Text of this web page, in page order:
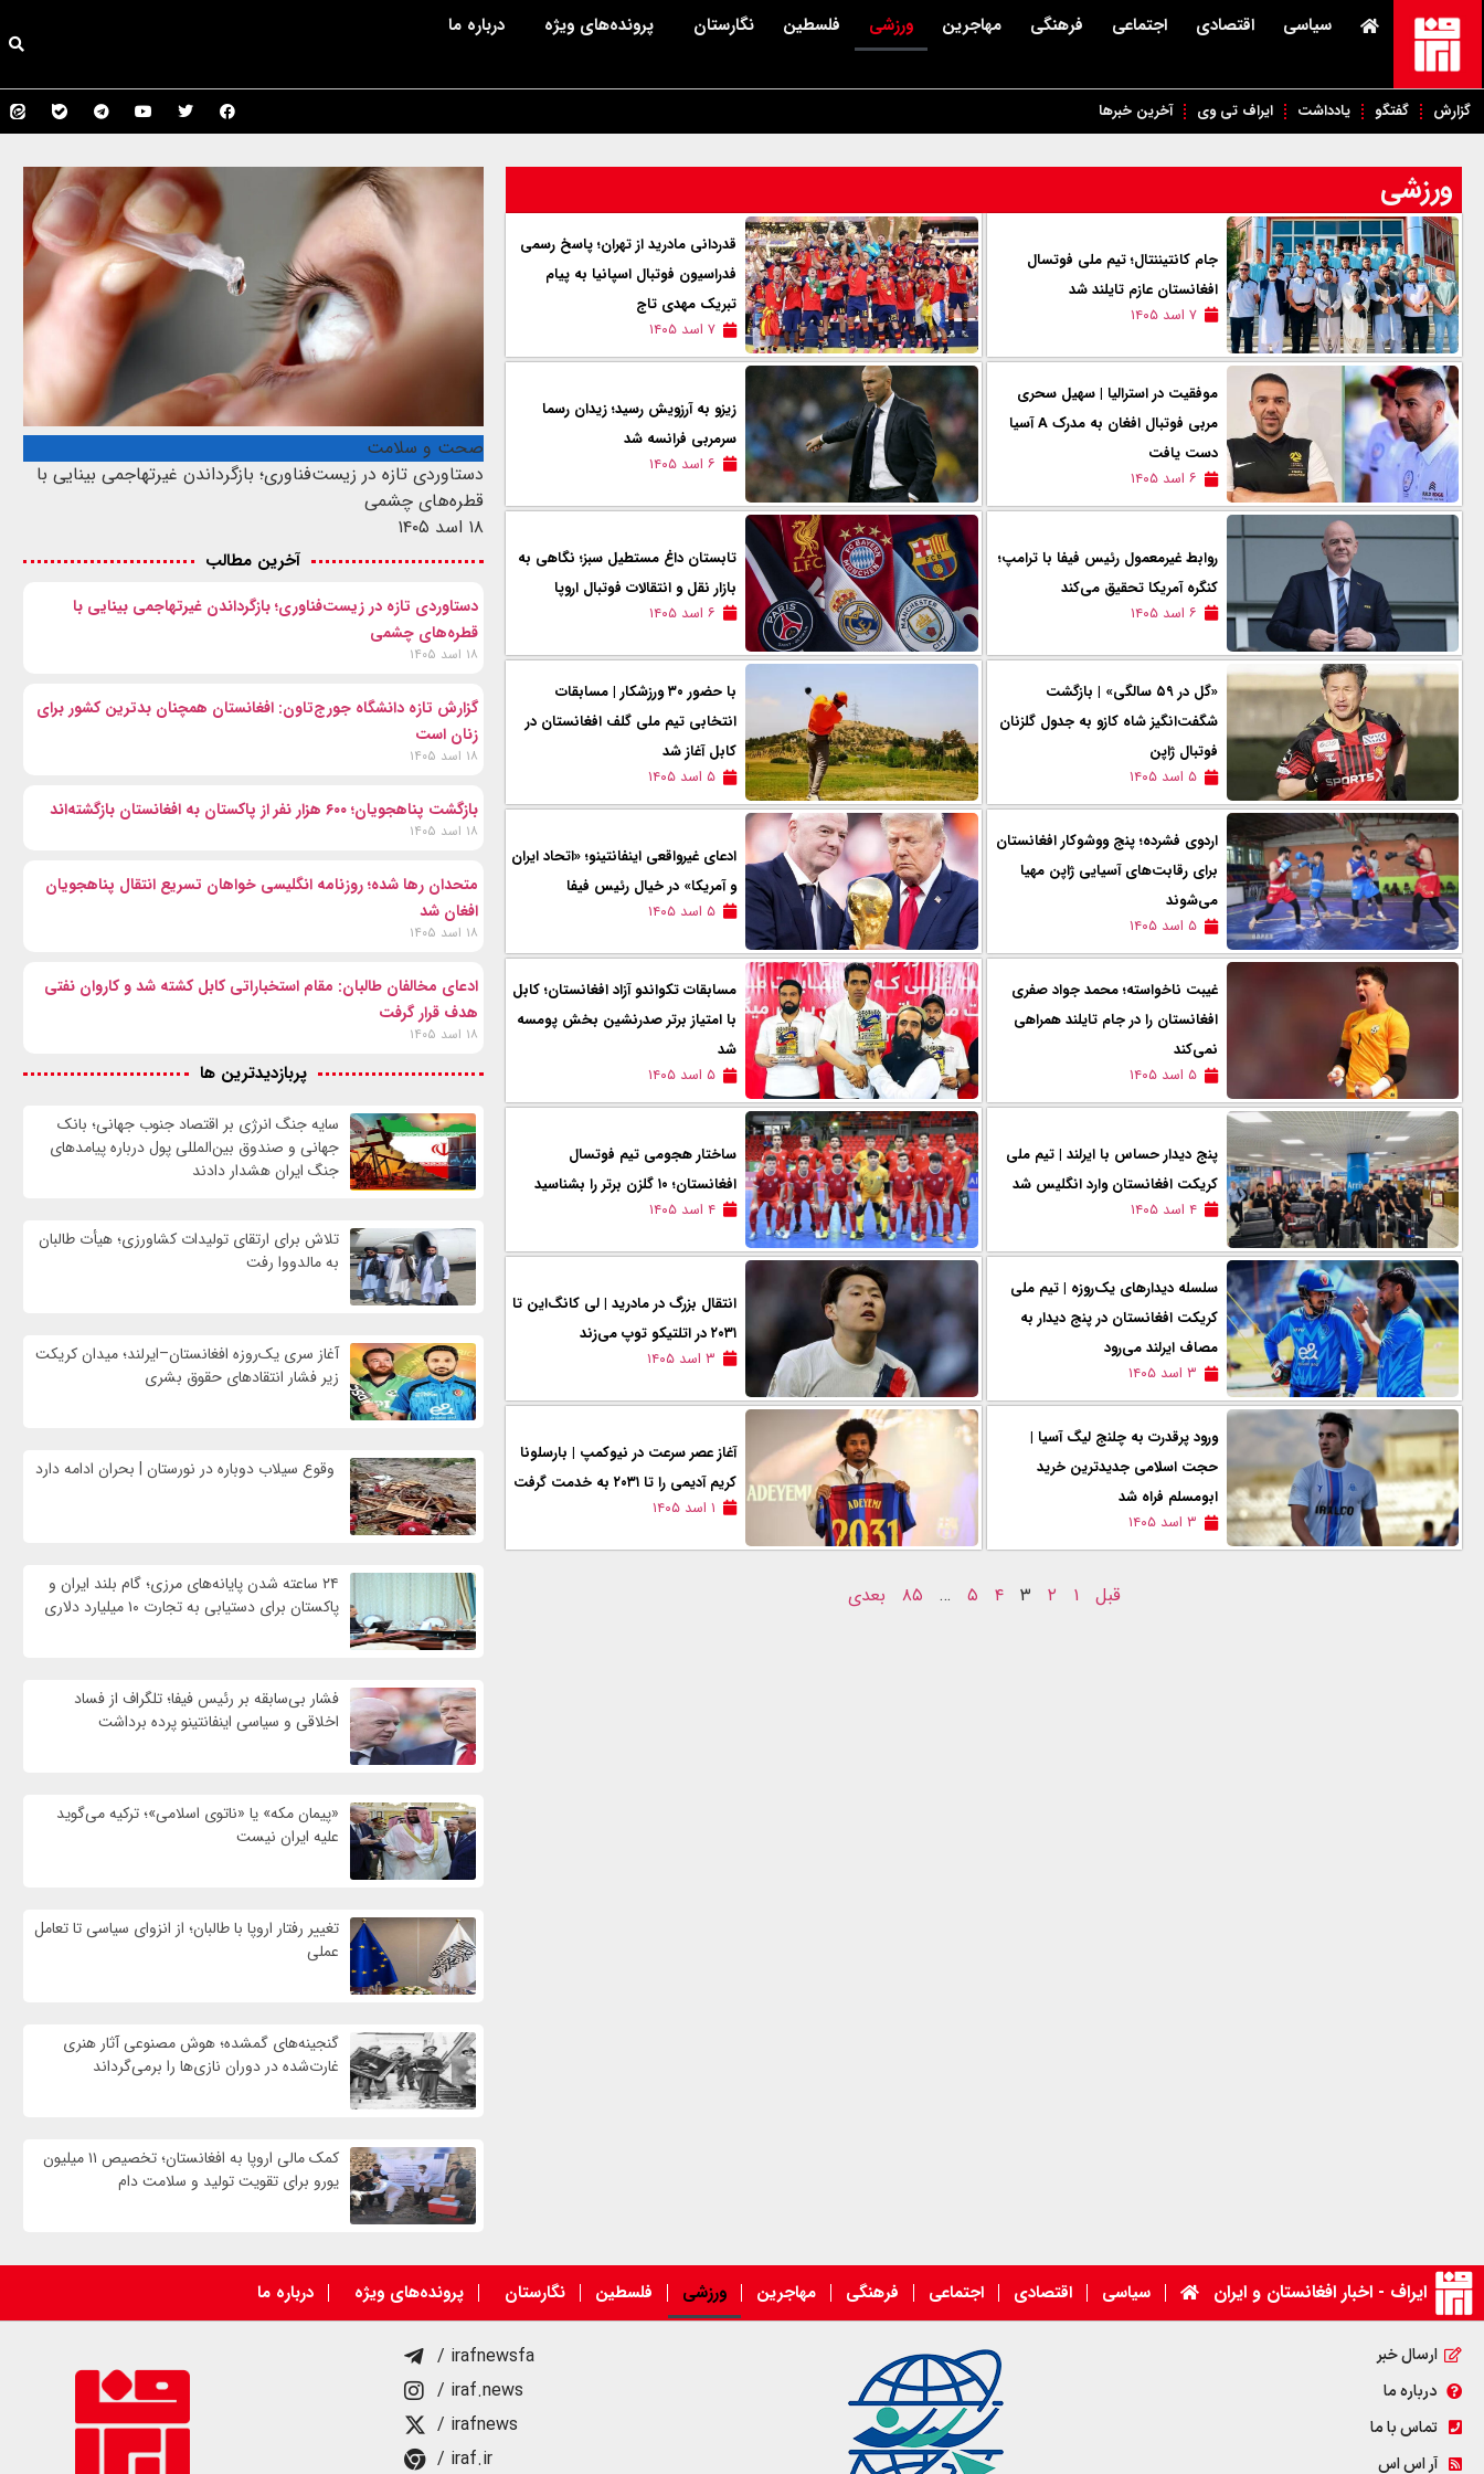
سیاسی اقتصادی اجتماعی فرهنگی مهاجرین ورزشی فلسطین نگارستان پرونده‌های ویژه درباره ما
گزارش گفتگو یادداشت ایراف تی وی آخرین خبرها
ورزشی
جام کانتیننتال؛ تیم ملی فوتسال
افغانستان عازم تایلند شد
۷ اسد ۱۴۰۵
قدردانی مادرید از تهران؛ پاسخ رسمی
فدراسیون فوتبال اسپانیا به پیام
تبریک مهدی تاج
۷ اسد ۱۴۰۵
موفقیت در استرالیا | سهیل سحری
مربی فوتبال افغان به مدرک A آسیا
دست یافت
۶ اسد ۱۴۰۵
زیزو به آرزویش رسید؛ زیدان رسما
سرمربی فرانسه شد
۶ اسد ۱۴۰۵
روابط غیرمعمول رئیس فیفا با ترامپ؛
کنگره آمریکا تحقیق می‌کند
۶ اسد ۱۴۰۵
تابستان داغ مستطیل سبز؛ نگاهی به
بازار نقل و انتقالات فوتبال اروپا
۶ اسد ۱۴۰۵
«گل در ۵۹ سالگی» | بازگشت
شگفت‌انگیز شاه کازو به جدول گلزنان
فوتبال ژاپن
۵ اسد ۱۴۰۵
با حضور ۳۰ ورزشکار | مسابقات
انتخابی تیم ملی گلف افغانستان در
کابل آغاز شد
۵ اسد ۱۴۰۵
اردوی فشرده؛ پنج ووشوکار افغانستان
برای رقابت‌های آسیایی ژاپن مهیا
می‌شوند
۵ اسد ۱۴۰۵
ادعای غیرواقعی اینفانتینو؛ «اتحاد ایران
و آمریکا» در خیال رئیس فیفا
۵ اسد ۱۴۰۵
غیبت ناخواسته؛ محمد جواد صفری
افغانستان را در جام تایلند همراهی
نمی‌کند
۵ اسد ۱۴۰۵
مسابقات تکواندو آزاد افغانستان؛ کابل
با امتیاز برتر صدرنشین بخش پومسه
شد
۵ اسد ۱۴۰۵
پنج دیدار حساس با ایرلند | تیم ملی
کریکت افغانستان وارد انگلیس شد
۴ اسد ۱۴۰۵
ساختار هجومی تیم فوتسال
افغانستان؛ ۱۰ گلزن برتر را بشناسید
۴ اسد ۱۴۰۵
سلسله دیدارهای یک‌روزه | تیم ملی
کریکت افغانستان در پنج دیدار به
مصاف ایرلند می‌رود
۳ اسد ۱۴۰۵
انتقال بزرگ در مادرید | لی کانگ‌این تا
۲۰۳۱ در اتلتیکو توپ می‌زند
۳ اسد ۱۴۰۵
ورود پرقدرت به چلنج لیگ آسیا |
حجت اسلامی جدیدترین خرید
ابومسلم فراه شد
۳ اسد ۱۴۰۵
آغاز عصر سرعت در نیوکمپ | بارسلونا
کریم آدیمی را تا ۲۰۳۱ به خدمت گرفت
۱ اسد ۱۴۰۵
قبل ۱ ۲ ۳ ۴ ۵ … ۸۵ بعدی
صحت و سلامت
دستاوردی تازه در زیست‌فناوری؛ بازگرداندن غیرتهاجمی بینایی با
قطره‌های چشمی
۱۸ اسد ۱۴۰۵
آخرین مطالب
دستاوردی تازه در زیست‌فناوری؛ بازگرداندن غیرتهاجمی بینایی با
قطره‌های چشمی
۱۸ اسد ۱۴۰۵
گزارش تازه دانشگاه جورج‌تاون: افغانستان همچنان بدترین کشور برای
زنان است
۱۸ اسد ۱۴۰۵
بازگشت پناهجویان؛ ۶۰۰ هزار نفر از پاکستان به افغانستان بازگشته‌اند
۱۸ اسد ۱۴۰۵
متحدان رها شده؛ روزنامه انگلیسی خواهان تسریع انتقال پناهجویان
افغان شد
۱۸ اسد ۱۴۰۵
ادعای مخالفان طالبان: مقام استخباراتی کابل کشته شد و کاروان نفتی
هدف قرار گرفت
۱۸ اسد ۱۴۰۵
پربازدیدترین ها
سایه جنگ انرژی بر اقتصاد جنوب جهانی؛ بانک
جهانی و صندوق بین‌المللی پول درباره پیامدهای
جنگ ایران هشدار دادند
تلاش برای ارتقای تولیدات کشاورزی؛ هیأت طالبان
به مالدووا رفت
آغاز سری یک‌روزه افغانستان–ایرلند؛ میدان کریکت
زیر فشار انتقادهای حقوق بشری
وقوع سیلاب دوباره در نورستان | بحران ادامه دارد
۲۴ ساعته شدن پایانه‌های مرزی؛ گام بلند ایران و
پاکستان برای دستیابی به تجارت ۱۰ میلیارد دلاری
فشار بی‌سابقه بر رئیس فیفا؛ تلگراف از فساد
اخلاقی و سیاسی اینفانتینو پرده برداشت
«پیمان مکه» یا «ناتوی اسلامی»؛ ترکیه می‌گوید
علیه ایران نیست
تغییر رفتار اروپا با طالبان؛ از انزوای سیاسی تا تعامل
عملی
گنجینه‌های گمشده؛ هوش مصنوعی آثار هنری
غارت‌شده در دوران نازی‌ها را برمی‌گرداند
کمک مالی اروپا به افغانستان؛ تخصیص ۱۱ میلیون
یورو برای تقویت تولید و سلامت دام
ایراف - اخبار افغانستان و ایران سیاسی اقتصادی اجتماعی فرهنگی مهاجرین ورزشی فلسطین نگارستان پرونده‌های ویژه درباره ما
ارسال خبر
درباره ما
تماس با ما
آر اس اس
/ irafnewsfa
/ iraf.news
/ irafnews
/ iraf.ir